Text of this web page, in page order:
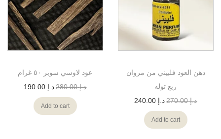
عود لاوسي سوبر ٥٠ غرام
د.إ280.00 د.إ
Add to cart
دهن العود فلبيني من مروان
ربع توله
د.إ270.00 د.إ
Add to cart